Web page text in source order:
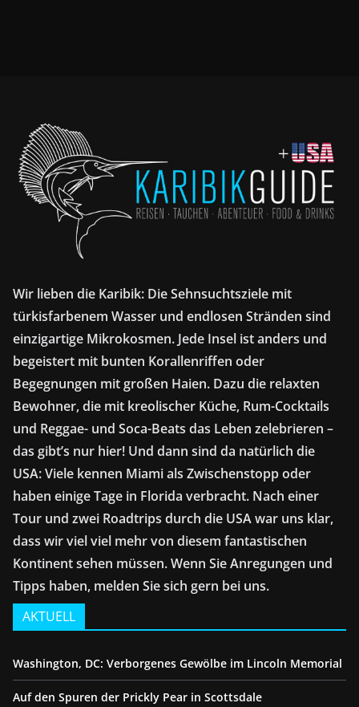
Wir lieben die Karibik: Die Sehnsuchtsziele mit
türkisfarbenem Wasser und endlosen Stränden sind
einzigartige Mikrokosmen. Jede Insel ist anders und
begeistert mit bunten Korallenriffen oder
Begegnungen mit großen Haien. Dazu die relaxten
Bewohner, die mit kreolischer Küche, Rum-Cocktails
und Reggae- und Soca-Beats das Leben zelebrieren –
das gibt’s nur hier! Und dann sind da natürlich die
USA: Viele kennen Miami als Zwischenstopp oder
haben einige Tage in Florida verbracht. Nach einer
Tour und zwei Roadtrips durch die USA war uns klar,
dass wir viel viel mehr von diesem fantastischen
Kontinent sehen müssen. Wenn Sie Anregungen und
Tipps haben, melden Sie sich gern bei uns.
AKTUELL
Washington, DC: Verborgenes Gewölbe im Lincoln Memorial
Auf den Spuren der Prickly Pear in Scottsdale